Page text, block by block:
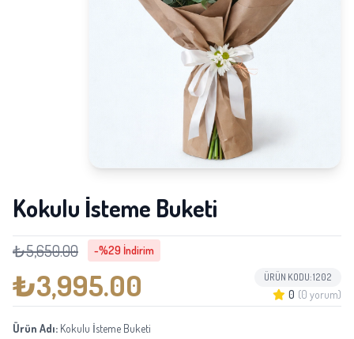
Kokulu İsteme Buketi
₺5,650.00 -%29 İndirim
₺3,995.00 ÜRÜN KODU: 1202
0 (0 yorum)
Ürün Adı: Kokulu İsteme Buketi